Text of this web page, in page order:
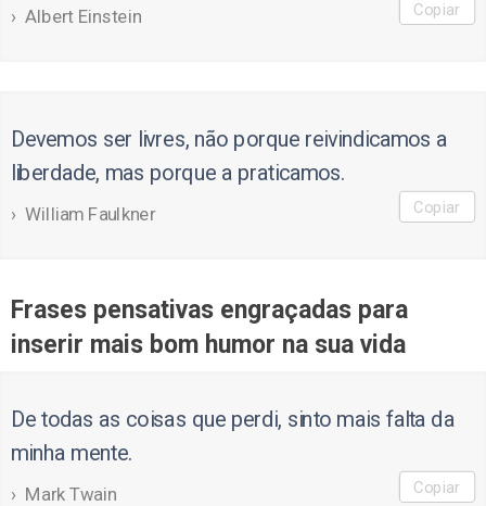
Albert Einstein Copiar
Devemos ser livres, não porque reivindicamos a
liberdade, mas porque a praticamos.
William Faulkner Copiar
Frases pensativas engraçadas para
inserir mais bom humor na sua vida
De todas as coisas que perdi, sinto mais falta da
minha mente.
Mark Twain Copiar